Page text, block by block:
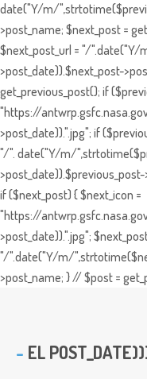
date("Y/m/
>post_name; $next_post =
$next_post_url = "/
>post_date)).$next_post-
get_previous_post(); if
"https://
>post_date)).".jpg"; if
"/". date("Y/m/
if ($next_post) { $next_icon =
"https://
>post_date)).".jpg";
"/".date("Y/m/
>post_name; } // $post =
EL